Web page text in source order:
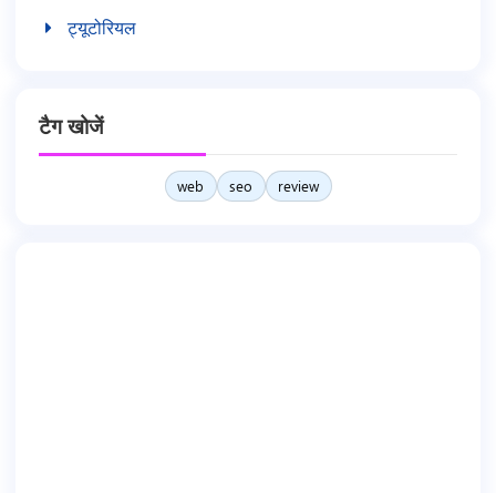
ट्यूटोरियल
टैग खोजें
web seo review